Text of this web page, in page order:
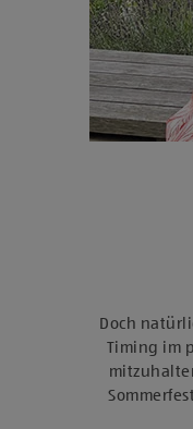
Doch
Timing im